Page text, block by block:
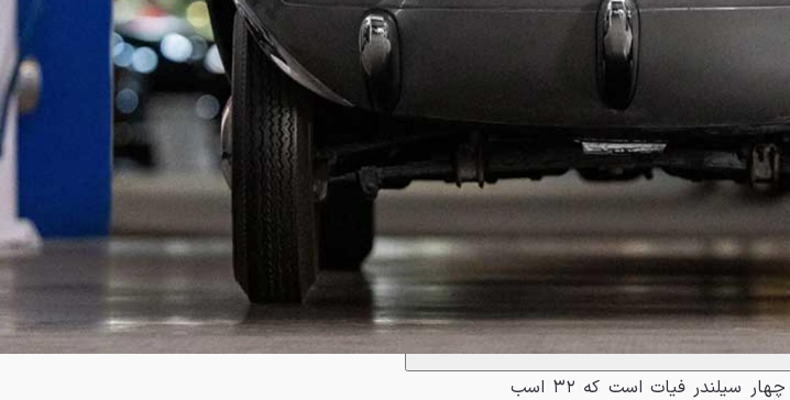
پیشرانه این محصول پینین‌فارینا همان موتور ۷۶۷ سی‌سی چهار سیلندر فیات است که ۳۲ اسب